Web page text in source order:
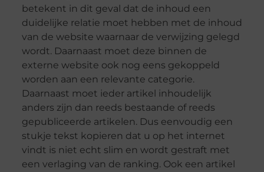
betekent in dit geval dat de inhoud een
duidelijke relatie moet hebben met de inhoud
van de website waarnaar de verwijzing gelegd
wordt. Daarnaast moet deze binnen de
externe website ook nog eens gekoppeld
worden aan een relevante categorie.
Daarnaast moet ieder artikel inhoudelijk
anders zijn dan reeds bestaande of reeds
gepubliceerde artikelen. Dus eenvoudig een
stukje tekst kopieren dat u op het internet
vindt is niet echt slim en wordt gestraft met
een verlaging van de ranking. Ook een artikel